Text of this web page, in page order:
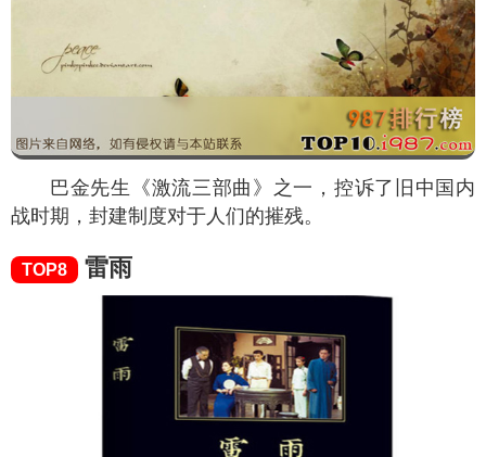
巴金先生《激流三部曲》之一，控诉了旧中国内
战时期，封建制度对于人们的摧残。
TOP8 雷雨